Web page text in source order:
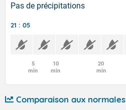
Pas de précipitations
21 : 05
5
min
10
min
20
min
Comparaison aux normales